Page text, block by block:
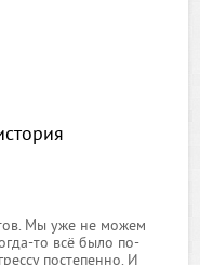
Мы уже не можем
то всё было по-
постепенно. И